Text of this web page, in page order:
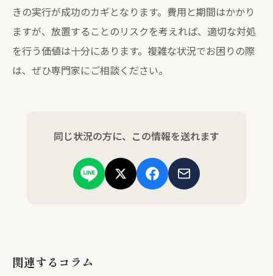
きの実行が成功のカギとなります。費用と期間はかかり
ますが、放置することのリスクを考えれば、適切な対処
を行う価値は十分にあります。複雑な状況でお困りの際
は、ぜひ専門家にご相談ください。
同じ状況の方に、この情報を送れます
関連するコラム